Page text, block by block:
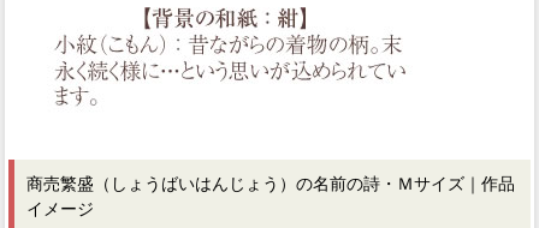
商売繁盛（しょうばいはんじょう）の名前の詩・Ｍサイズ｜作品
イメージ